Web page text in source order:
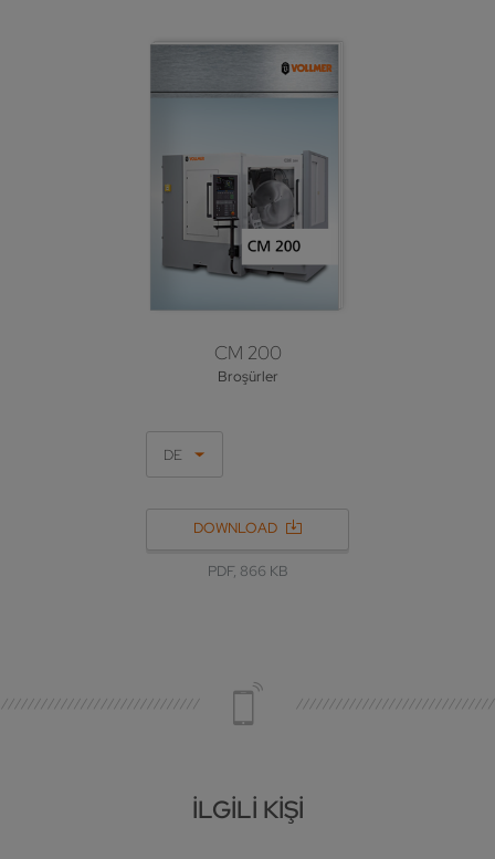
CM 200
Broşürler
DE
DOWNLOAD
PDF, 866 KB
İLGILI KIŞI